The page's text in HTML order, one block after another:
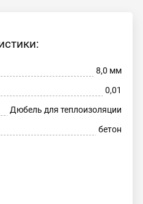
8,0 мм
0,01
Дюбель для теплоизоляции
бетон